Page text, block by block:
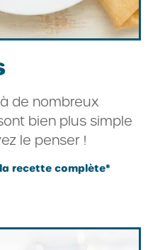
de nombreux
bien plus simple
le penser !
recette complète*